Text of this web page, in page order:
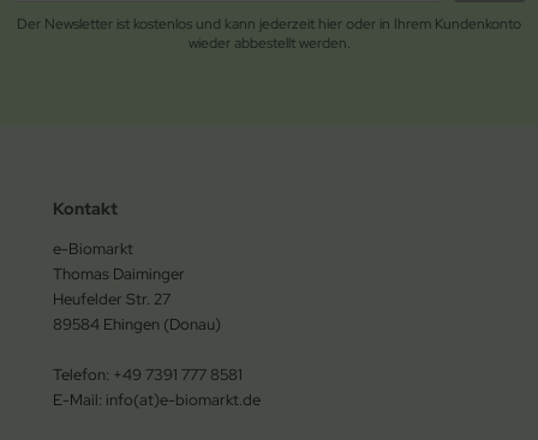
Der Newsletter ist kostenlos und kann jederzeit hier oder in Ihrem Kundenkonto
wieder abbestellt werden.
Kontakt
e-Biomarkt
Thomas Daiminger
Heufelder Str. 27
89584 Ehingen (Donau)
Telefon: +49 7391 777 8581
E-Mail: info(at)e-biomarkt.de